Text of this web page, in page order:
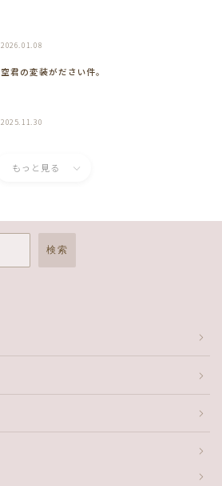
2026.01.08
空君の変装がださい件。
2025.11.30
もっと見る
検索